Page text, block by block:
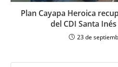
Plan Cayapa Heroica
del CDI Santa
23 de